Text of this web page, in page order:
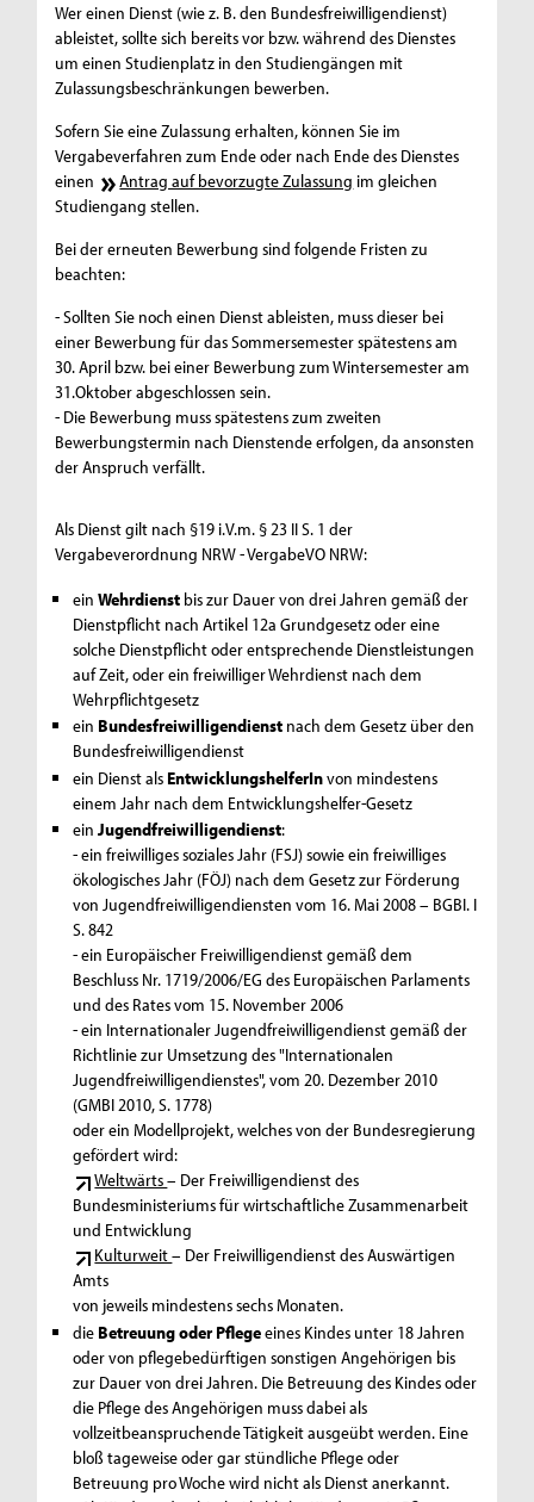
Wer einen Dienst (wie z. B. den Bundesfreiwilligendienst)
ableistet, sollte sich bereits vor bzw. während des Dienstes
um einen Studienplatz in den Studiengängen mit
Zulassungsbeschränkungen bewerben.
Sofern Sie eine Zulassung erhalten, können Sie im
Vergabeverfahren zum Ende oder nach Ende des Dienstes
einen
Antrag auf bevorzugte Zulassung im gleichen
Studiengang stellen.
Bei der erneuten Bewerbung sind folgende Fristen zu
beachten:
- Sollten Sie noch einen Dienst ableisten, muss dieser bei
einer Bewerbung für das Sommersemester spätestens am
30. April bzw. bei einer Bewerbung zum Wintersemester am
31.Oktober abgeschlossen sein.
- Die Bewerbung muss spätestens zum zweiten
Bewerbungstermin nach Dienstende erfolgen, da ansonsten
der Anspruch verfällt.
Als Dienst gilt nach §19 i.V.m. § 23 II S. 1 der
Vergabeverordnung NRW - VergabeVO NRW:
einWehrdienst bis zur Dauer von drei Jahren gemäß der
Dienstpflicht nach Artikel 12a Grundgesetz oder eine
solche Dienstpflicht oder entsprechende Dienstleistungen
auf Zeit, oder ein freiwilliger Wehrdienst nach dem
Wehrpflichtgesetz
ein Bundesfreiwilligendienst nach dem Gesetz über den
Bundesfreiwilligendienst
ein Dienst als EntwicklungshelferInvon mindestens
einem Jahr nach dem Entwicklungshelfer-Gesetz
einJugendfreiwilligendienst:
- ein freiwilliges soziales Jahr (FSJ) sowie ein freiwilliges
ökologisches Jahr (FÖJ) nach dem Gesetz zur Förderung
von Jugendfreiwilligendiensten vom 16. Mai 2008 – BGBI. I
S. 842
- ein Europäischer Freiwilligendienst gemäß dem
Beschluss Nr. 1719/2006/EG des Europäischen Parlaments
und des Rates vom 15. November 2006
- ein Internationaler Jugendfreiwilligendienst gemäß der
Richtlinie zur Umsetzung des "Internationalen
Jugendfreiwilligendienstes", vom 20. Dezember 2010
(GMBI 2010, S. 1778)
oder ein Modellprojekt, welches von der Bundesregierung
gefördert wird:
Weltwärts– Der Freiwilligendienst des
Bundesministeriums für wirtschaftliche Zusammenarbeit
und Entwicklung
Kulturweit– Der Freiwilligendienst des Auswärtigen
Amts
von jeweils mindestens sechs Monaten.
die Betreuung oder Pflegeeines Kindes unter 18 Jahren
oder von pflegebedürftigen sonstigen Angehörigen bis
zur Dauer von drei Jahren. Die Betreuung des Kindes oder
die Pflege des Angehörigen muss dabei als
vollzeitbeanspruchende Tätigkeit ausgeübt werden. Eine
bloß tageweise oder gar stündliche Pflege oder
Betreuung pro Woche wird nicht als Dienst anerkannt.